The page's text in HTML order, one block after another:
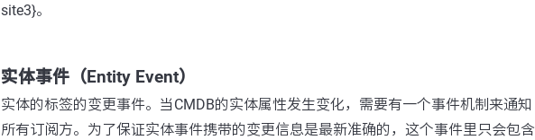
site3}。
实体事件（Entity Event）
实体的标签的变更事件。当CMDB的实体属性发生变化，需要有一个事件机制来通知
所有订阅方。为了保证实体事件携带的变更信息是最新准确的，这个事件里只会包含